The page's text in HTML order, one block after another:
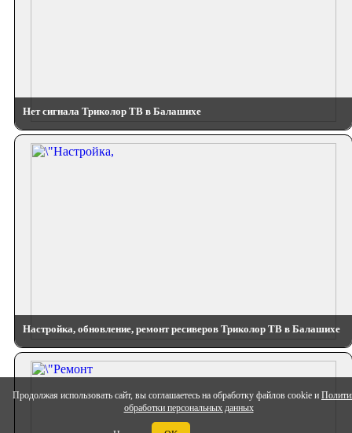
Продолжая использовать сайт, вы соглашаетесь на обработку файлов cookie и
обработки персональных данных
Нет сигнала Триколор ТВ в Балашихе
Настройка, обновление, ремонт ресиверов Триколор ТВ в Балашихе